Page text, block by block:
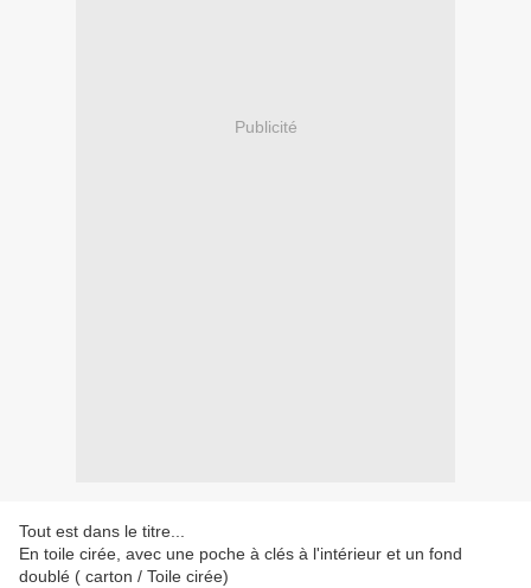
Publicité
Tout est dans le titre...
En toile cirée, avec une poche à clés à l'intérieur et un fond
doublé ( carton / Toile cirée)